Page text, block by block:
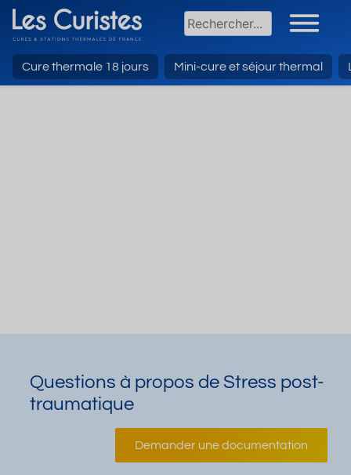
Cure thermale 18 jours Mini-cure et séjour thermal
Questions à propos de Stress post-
traumatique
Demander une documentation